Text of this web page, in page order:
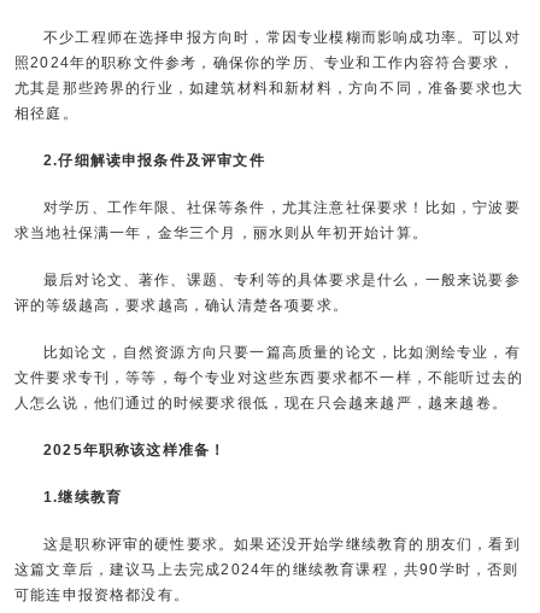
不少工程师在选择申报方向时，常因专业模糊而影响成功率。可以对
照2024年的职称文件参考，确保你的学历、专业和工作内容符合要求，
尤其是那些跨界的行业，如建筑材料和新材料，方向不同，准备要求也大
相径庭。
2.仔细解读申报条件及评审文件
对学历、工作年限、社保等条件，尤其注意社保要求！比如，宁波要
求当地社保满一年，金华三个月，丽水则从年初开始计算。
最后对论文、著作、课题、专利等的具体要求是什么，一般来说要参
评的等级越高，要求越高，确认清楚各项要求。
比如论文，自然资源方向只要一篇高质量的论文，比如测绘专业，有
文件要求专刊，等等，每个专业对这些东西要求都不一样，不能听过去的
人怎么说，他们通过的时候要求很低，现在只会越来越严，越来越卷。
2025年职称该这样准备！
1.继续教育
这是职称评审的硬性要求。如果还没开始学继续教育的朋友们，看到
这篇文章后，建议马上去完成2024年的继续教育课程，共90学时，否则
可能连申报资格都没有。